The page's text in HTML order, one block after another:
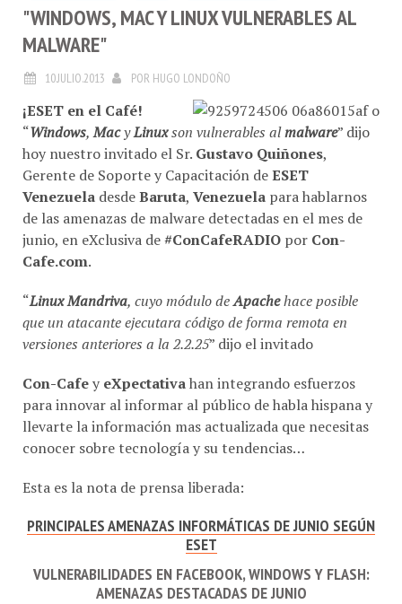
"WINDOWS, MAC Y LINUX VULNERABLES AL
MALWARE"
10.JULIO.2013 POR HUGO LONDOÑO
¡ESET en el Café!
“Windows, MacyLinuxson vulnerables almalware” dijo
hoy nuestro invitado el Sr. Gustavo Quiñones,
Gerente de Soporte y Capacitación deESET
Venezuela desdeBaruta, Venezuela para hablarnos
de las amenazas de malware detectadas en el mes de
junio, en eXclusiva de#ConCafeRADIO por Con-
Cafe.com.
“Linux Mandriva, cuyo módulo deApachehace posible
que un atacante ejecutara código de forma remota en
versiones anteriores a la 2.2.25” dijo el invitado
Con-Cafey eXpectativahan integrando esfuerzos
para innovar al informar al público de habla hispana y
llevarte la información mas actualizada que necesitas
conocer sobre tecnología y su tendencias…
Esta es la nota de prensa liberada:
PRINCIPALES AMENAZAS INFORMÁTICAS DE JUNIO SEGÚN
ESET
VULNERABILIDADES EN FACEBOOK, WINDOWS Y FLASH:
AMENAZAS DESTACADAS DE JUNIO